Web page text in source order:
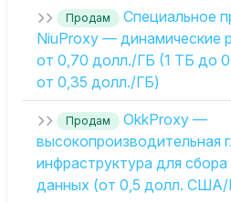
Продам
Специальное
NiuProxy — динамические
от 0,70 долл./ГБ (1 ТБ до
от 0,35 долл./ГБ)
Продам
OkkProxy —
высокопроизводительная
инфраструктура для
данных (от 0,5 долл. США/